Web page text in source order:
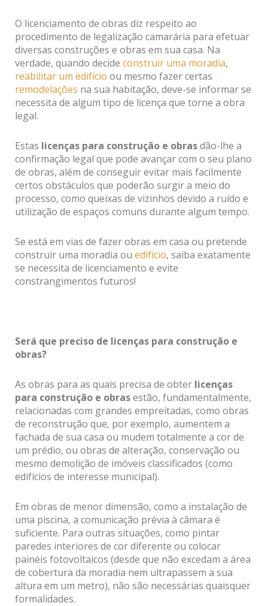
O licenciamento de obras diz respeito ao
procedimento de legalização camarária para efetuar
diversas construções e obras em sua casa. Na
verdade, quando decide construir uma moradia,
reabilitar um edifício ou mesmo fazer certas
remodelações na sua habitação, deve-se informar se
necessita de algum tipo de licença que torne a obra
legal.
Estas licenças para construção e obrasdão-lhe a
confirmação legal que pode avançar com o seu plano
de obras, além de conseguir evitar mais facilmente
certos obstáculos que poderão surgir a meio do
processo, como queixas de vizinhos devido a ruído e
utilização de espaços comuns durante algum tempo.
Se está em vias de fazer obras em casa ou pretende
construir uma moradia ou edifício, saiba exatamente
se necessita de licenciamento e evite
constrangimentos futuros!
Será que preciso de licenças para construção e
obras?
As obras para as quais precisa de obter licenças
para construção e obrasestão, fundamentalmente,
relacionadas com grandes empreitadas, como obras
de reconstrução que, por exemplo, aumentem a
fachada de sua casa ou mudem totalmente a cor de
um prédio, ou obras de alteração, conservação ou
mesmo demolição de imóveis classificados (como
edifícios de interesse municipal).
Em obras de menor dimensão, como a instalação de
uma piscina, a comunicação prévia à câmara é
suficiente. Para outras situações, como pintar
paredes interiores de cor diferente ou colocar
painéis fotovoltaicos (desde que não excedam a área
de cobertura da moradia nem ultrapassem a sua
altura em um metro), não são necessárias quaisquer
formalidades.